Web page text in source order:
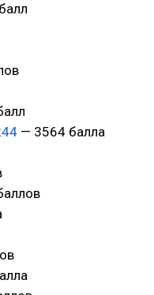
— 3564 балла